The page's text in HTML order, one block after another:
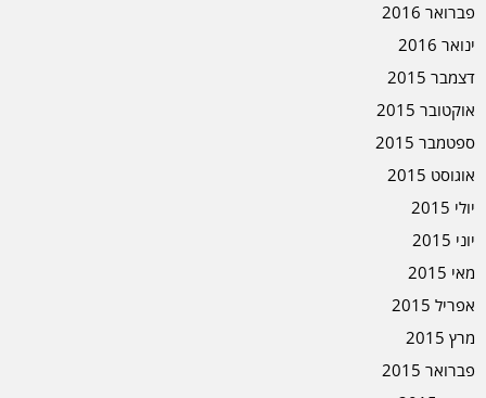
פברואר 2016
ינואר 2016
דצמבר 2015
אוקטובר 2015
ספטמבר 2015
אוגוסט 2015
יולי 2015
יוני 2015
מאי 2015
אפריל 2015
מרץ 2015
פברואר 2015